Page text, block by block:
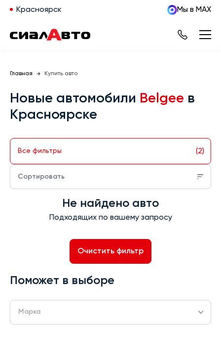
Красноярск Мы в MAX
Главная Купить авто
Новые автомобили Belgee в
Красноярске
Все фильтры (2)
Сортировать
Не найдено авто
Подходящих по вашему запросу
Очистить фильтр
Поможет в выборе
Марка